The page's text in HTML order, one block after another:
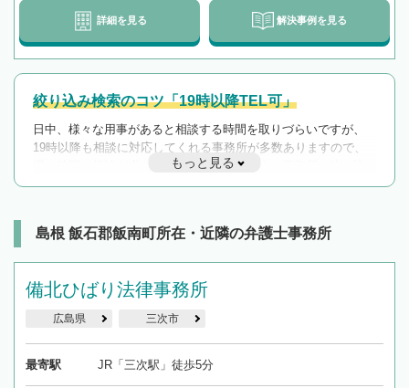
詳細を見る 解決事例を見る
絞り込み検索のコツ「19時以降TEL可」
日中、様々な用事があると相談する時間を取りづらいですが、
19時以降も相談に対応してくれる事務所が多数ありますので、
遅い時間の相談が増えそうな場合はそのような事務所に絞り込
んで検索してみましょう。
を加えて再検索
もっと見る
島根 飯石郡飯南町所在・近隣の弁護士事務所
備北ひばり法律事務所
広島県 三次市
最寄駅 JR「三次駅」徒歩5分